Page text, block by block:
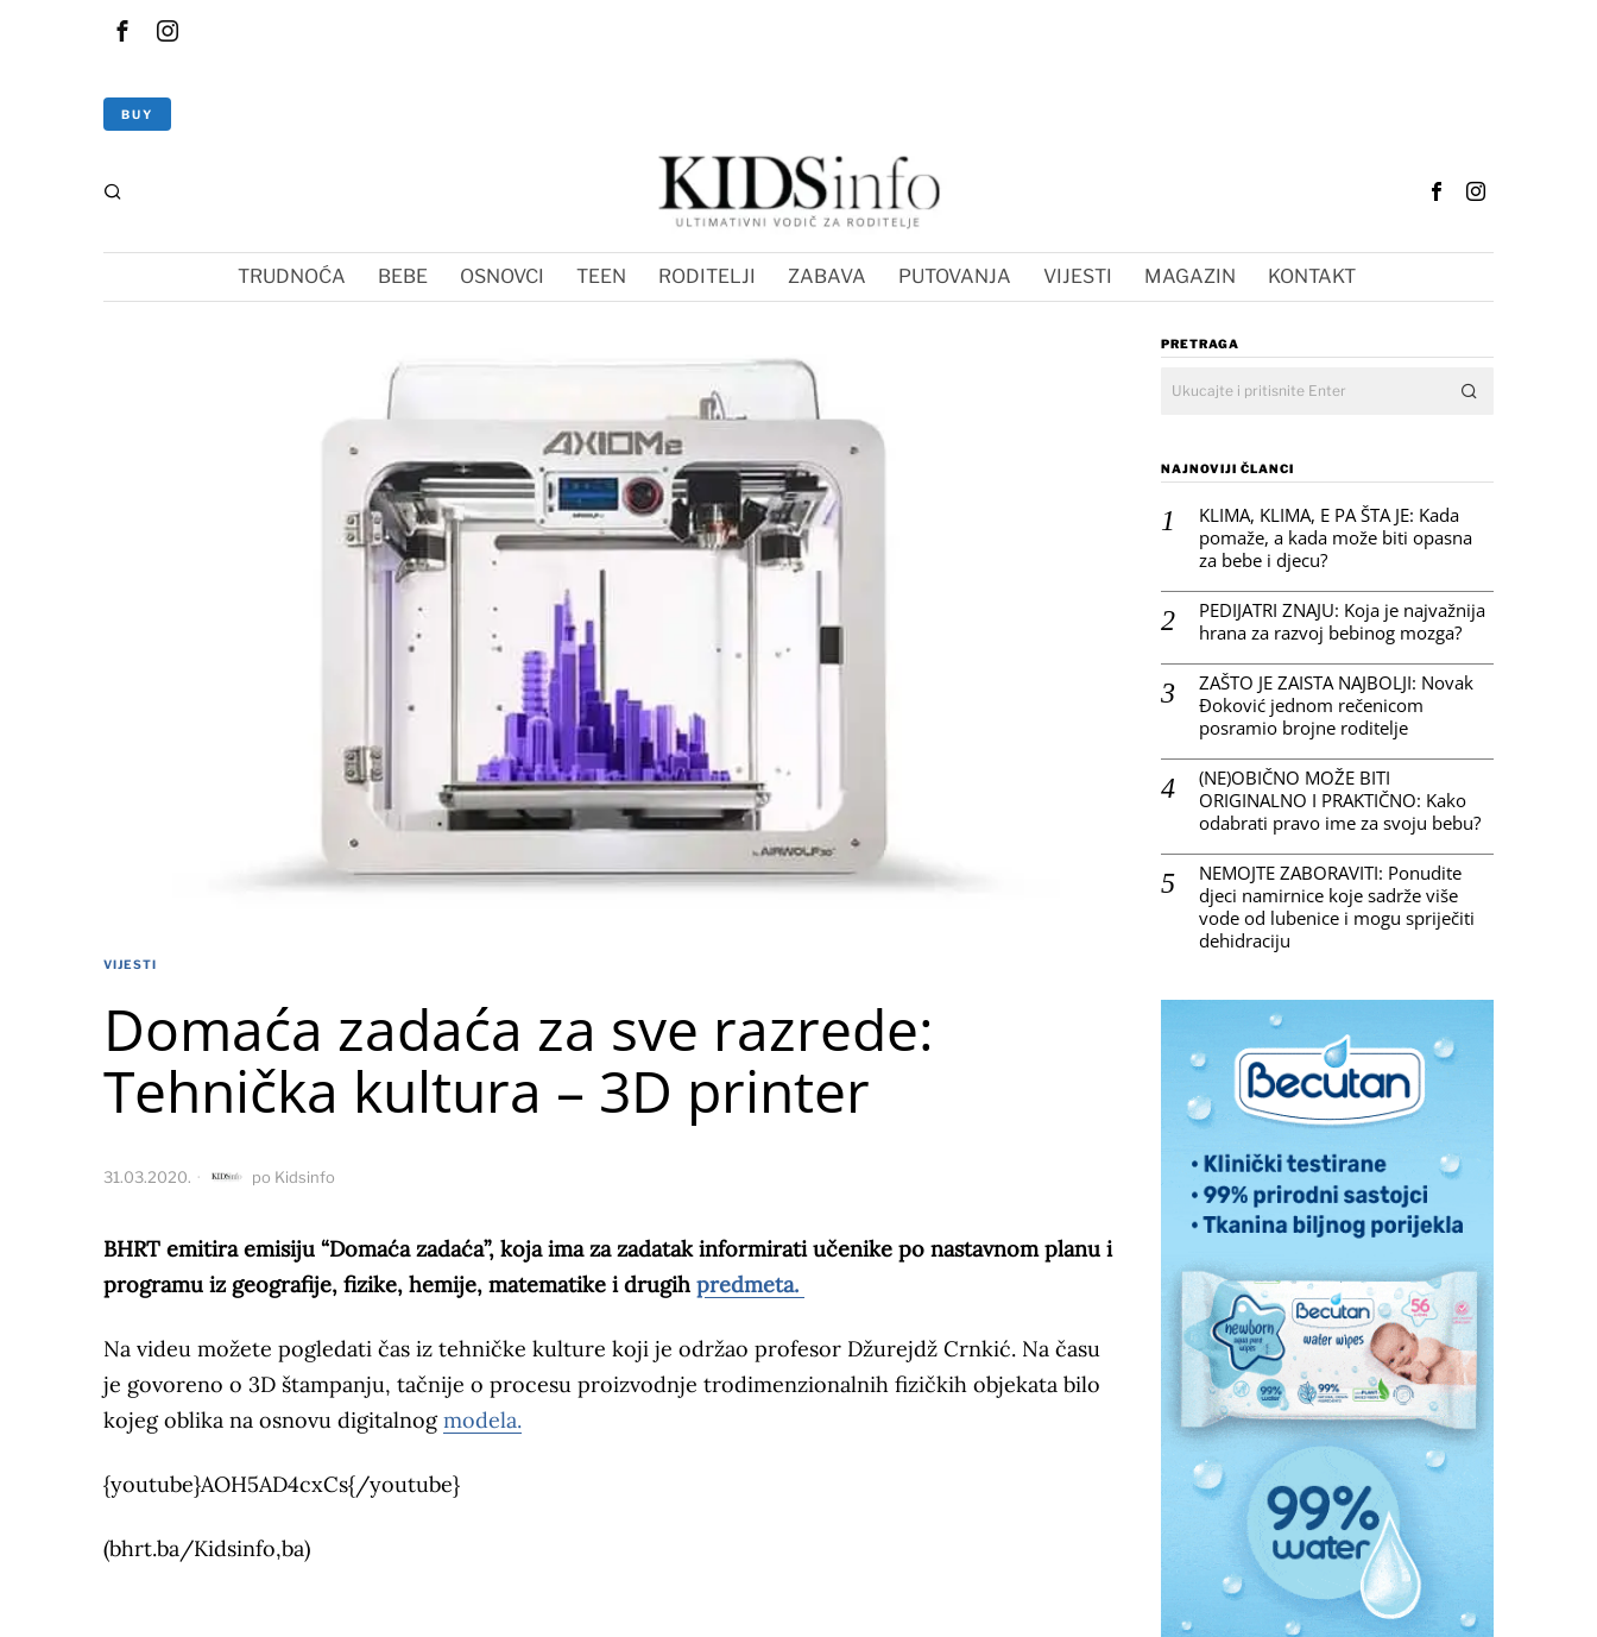
BUY
TRUDNOĆA BEBE OSNOVCI TEEN RODITELJI ZABAVA PUTOVANJA VIJESTI MAGAZIN KONTAKT
VIJESTI
Domaća zadaća za sve razrede:
Tehnička kultura – 3D printer
31.03.2020. po Kidsinfo
BHRT emitira emisiju “Domaća zadaća”, koja ima za zadatak informirati učenike po nastavnom planu i
programu iz geografije, fizike, hemije, matematike i drugih predmeta.
Na videu možete pogledati čas iz tehničke kulture koji je održao profesor Džurejdž Crnkić. Na času
je govoreno o 3D štampanju, tačnije o procesu proizvodnje trodimenzionalnih fizičkih objekata bilo
kojeg oblika na osnovu digitalnogmodela.
{youtube}AOH5AD4cxCs{/youtube}
(bhrt.ba/Kidsinfo,ba)
PRETRAGA
NAJNOVIJI ČLANCI
KLIMA, KLIMA, E PA ŠTA JE: Kada
pomaže, a kada može biti opasna
za bebe i djecu?
PEDIJATRI ZNAJU: Koja je najvažnija
hrana za razvoj bebinog mozga?
ZAŠTO JE ZAISTA NAJBOLJI: Novak
Đoković jednom rečenicom
posramio brojne roditelje
(NE)OBIČNO MOŽE BITI
ORIGINALNO I PRAKTIČNO: Kako
odabrati pravo ime za svoju bebu?
NEMOJTE ZABORAVITI: Ponudite
djeci namirnice koje sadrže više
vode od lubenice i mogu spriječiti
dehidraciju